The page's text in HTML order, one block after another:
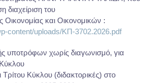
διαχείριση του
Οικονομίας και Οικονομικών :
content/uploads/ΚΠ-3702.2026.pdf
υποτρόφων χωρίς διαγωνισμό, για
Τρίτου Κύκλου (διδακτορικές) στο